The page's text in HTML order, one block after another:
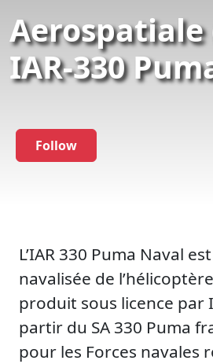
Aerospatiale
IAR-330
Follow
L’IAR 330 Puma Naval
navalisée de
produit sous licence par
partir du SA 330 Puma
pour les Forces navales